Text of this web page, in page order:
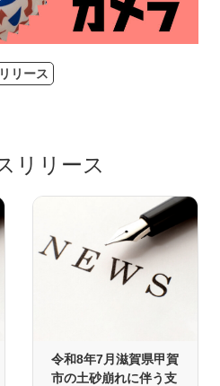
リース
リリース
令和8年7月滋賀県甲賀
市の土砂崩れに伴う支